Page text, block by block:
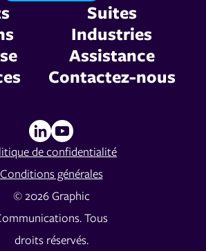
Suites
Industries
Assistance
Contactez-nous
de confidentialité
Conditions générales
© 2026 Graphic
Tous
droits réservés.